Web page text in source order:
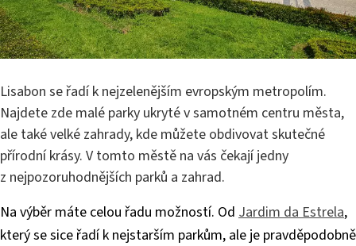
Lisabon se řadí k nejzelenějším evropským metropolím.
Najdete zde malé parky ukryté v samotném centru města,
ale také velké zahrady, kde můžete obdivovat skutečné
přírodní krásy. V tomto městě na vás čekají jedny
z nejpozoruhod­nějších parků a zahrad.
Na výběr máte celou řadu možností. Od Jardim da Estrela,
který se sice řadí k nejstarším parkům, ale je pravděpodobně